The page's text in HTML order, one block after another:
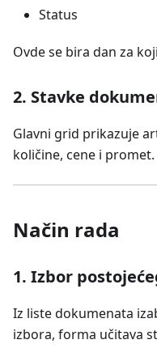
Status
Ovde se bira dan za
2. Stavke
Glavni grid prikazuje
količine, cene i promet.
Način rada
1. Izbor
Iz liste dokumenata
izbora, forma učitava